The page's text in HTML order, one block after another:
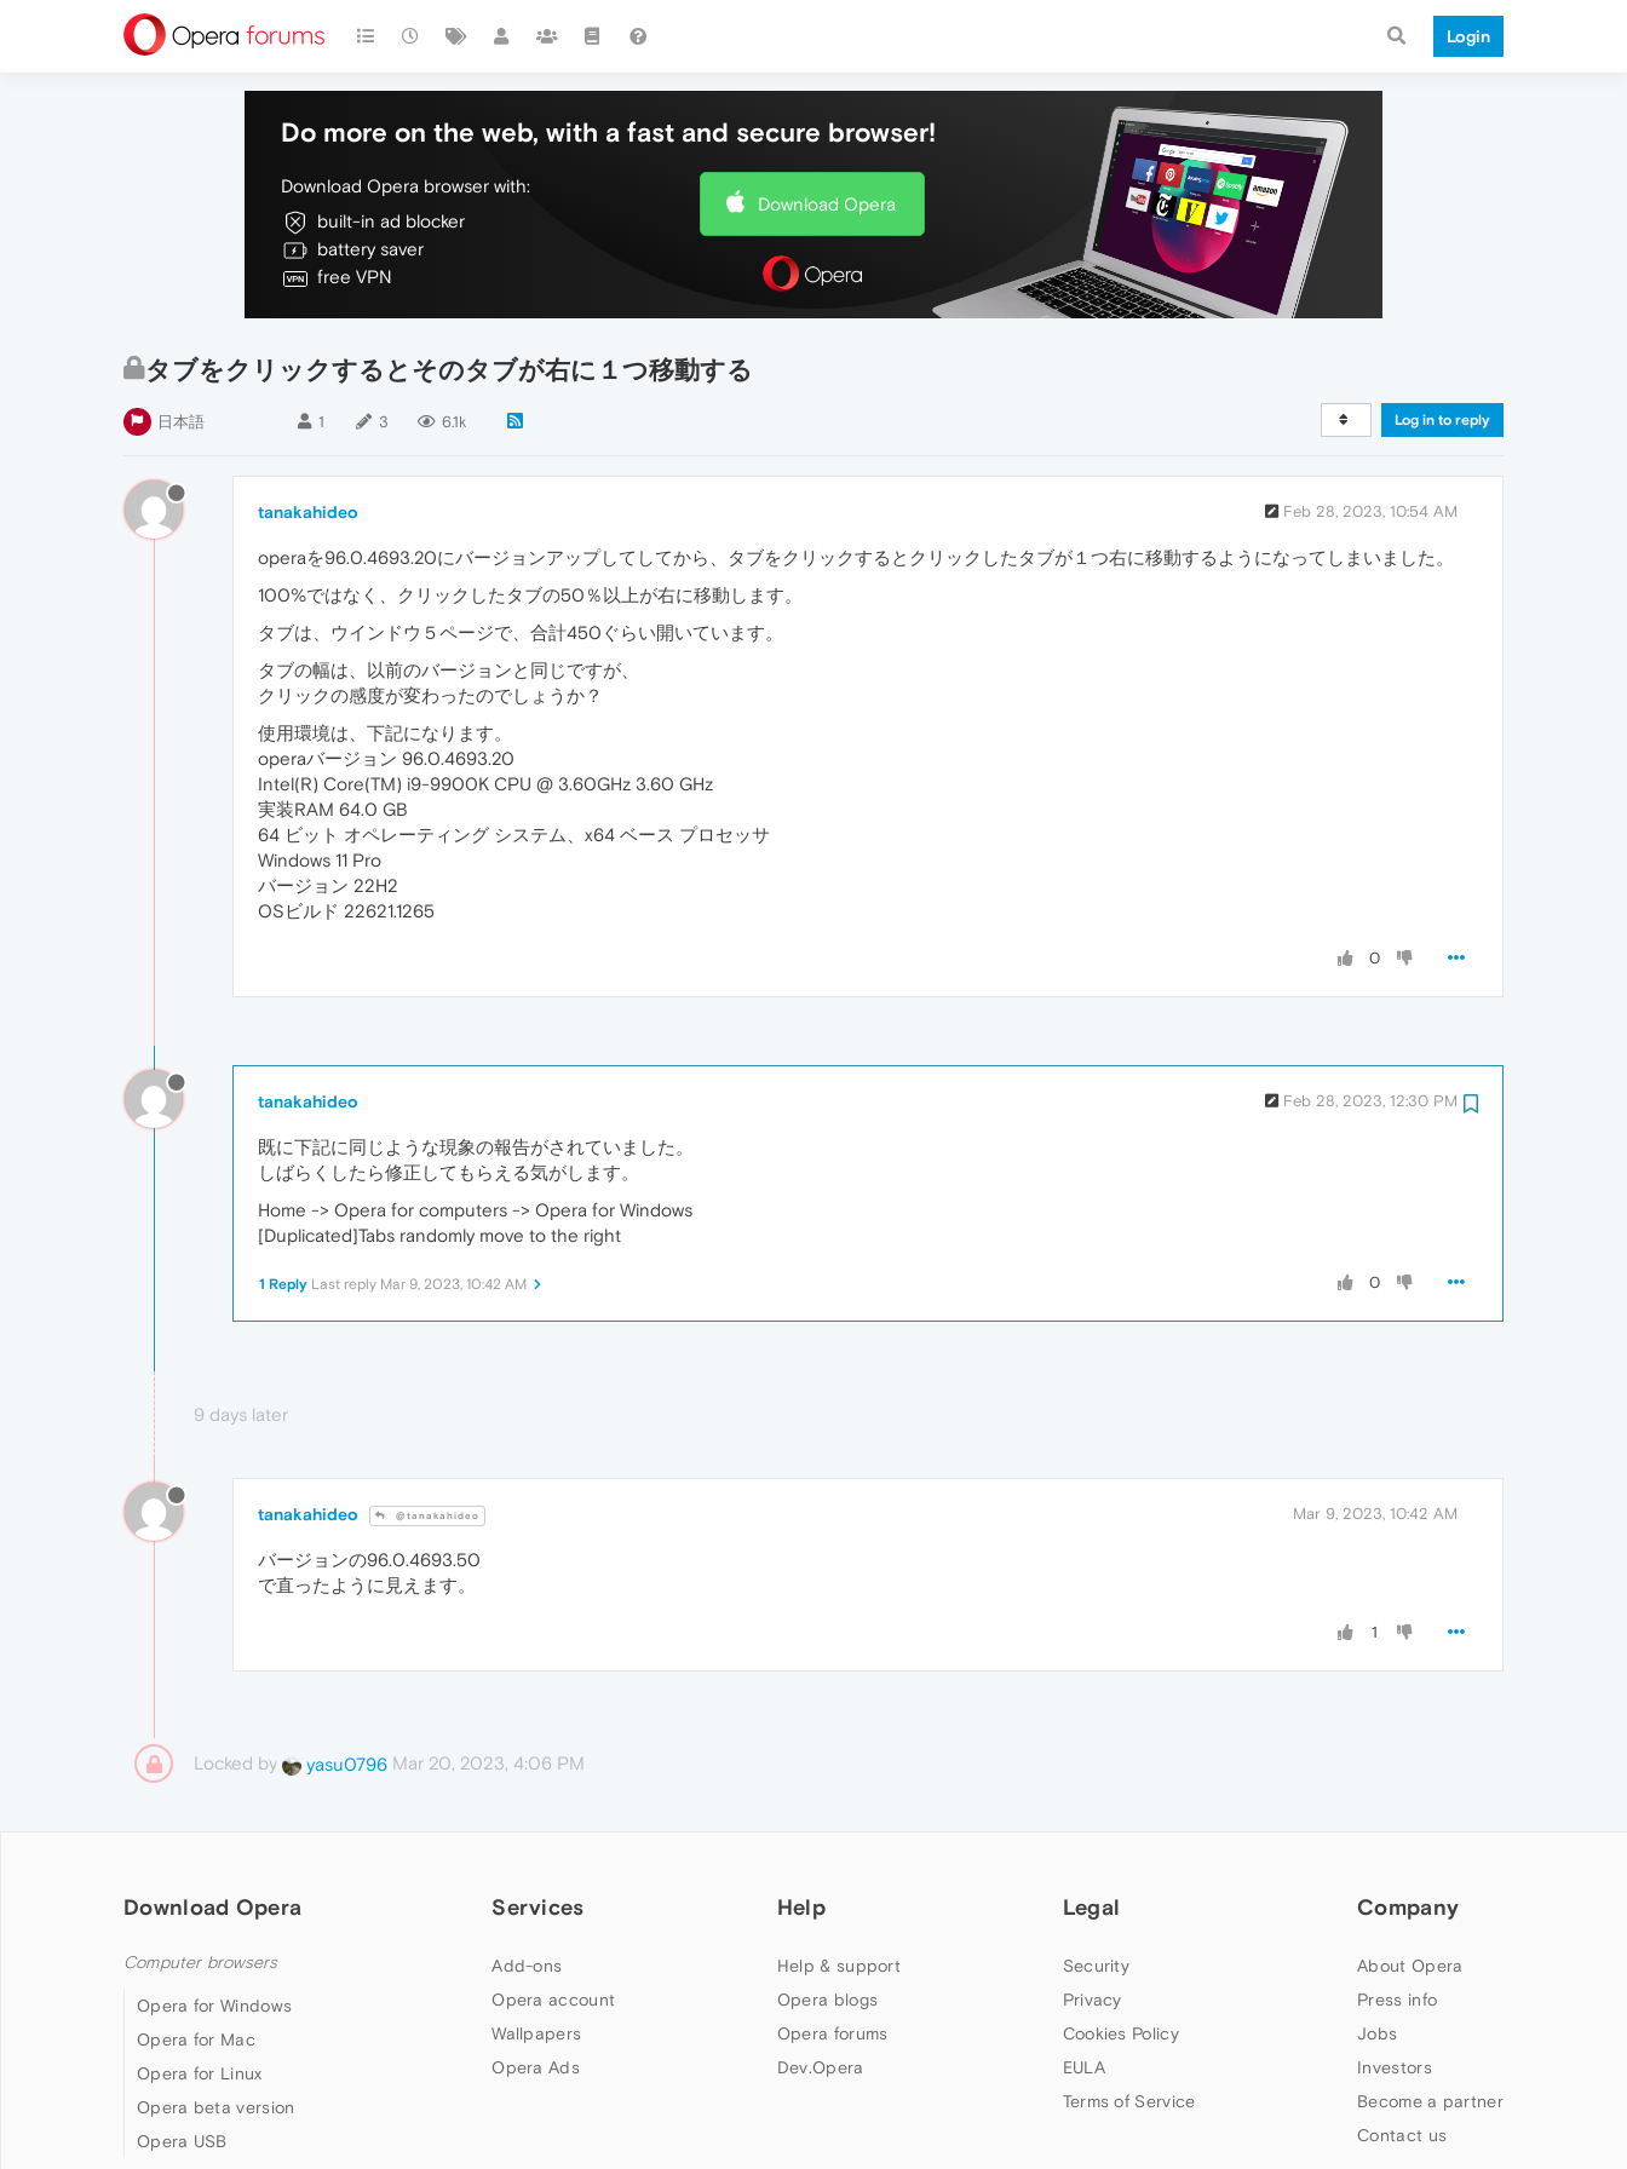
Login
Do more on the web, with a fast and secure browser!
Download Opera browser with:
built-in ad blocker
battery saver
free VPN
Download Opera
タブをクリックするとそのタブが右に１つ移動する
日本語 1 3 6.1k Log in to reply
tanakahideo Feb 28, 2023, 10:54 AM
operaを96.0.4693.20にバージョンアップしてしてから、タブをクリックするとクリックしたタブが１つ右に移動するようになってしまいました。
100%ではなく、クリックしたタブの50％以上が右に移動します。
タブは、ウインドウ５ページで、合計450ぐらい開いています。
タブの幅は、以前のバージョンと同じですが、
クリックの感度が変わったのでしょうか？
使用環境は、下記になります。
operaバージョン 96.0.4693.20
Intel(R) Core(TM) i9-9900K CPU @ 3.60GHz 3.60 GHz
実装RAM 64.0 GB
64 ビット オペレーティング システム、x64 ベース プロセッサ
Windows 11 Pro
バージョン 22H2
OSビルド 22621.1265
0
tanakahideo Feb 28, 2023, 12:30 PM
既に下記に同じような現象の報告がされていました。
しばらくしたら修正してもらえる気がします。
Home -> Opera for computers -> Opera for Windows
[Duplicated]Tabs randomly move to the right
0
1 Reply Last reply Mar 9, 2023, 10:42 AM
9 days later
tanakahideo @tanakahideo Mar 9, 2023, 10:42 AM
バージョンの96.0.4693.50
で直ったように見えます。
1
Locked by yasu0796 Mar 20, 2023, 4:06 PM
Download Opera
Computer browsers
Opera for Windows
Opera for Mac
Opera for Linux
Opera beta version
Opera USB
Services
Add-ons
Opera account
Wallpapers
Opera Ads
Help
Help & support
Opera blogs
Opera forums
Dev.Opera
Legal
Security
Privacy
Cookies Policy
EULA
Terms of Service
Company
About Opera
Press info
Jobs
Investors
Become a partner
Contact us